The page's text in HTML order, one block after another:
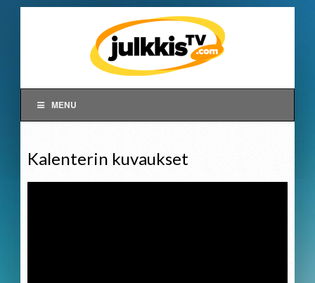
MENU
Kalenterin kuvaukset